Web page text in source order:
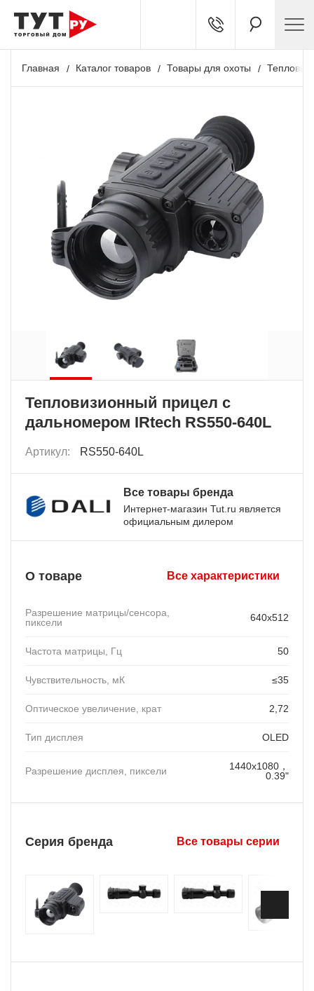
Главная Каталог товаров Товары для охоты
Тепловизионный прицел с
дальномером IRtech RS550-640L
Артикул: RS550-640L
Все товары бренда
Интернет-магазин Tut.ru является
официальным дилером
О товаре Все характеристики
Разрешение матрицы/сенсора,
пиксели
640x512
Частота матрицы, Гц 50
Чувствительность, мК ≤35
Оптическое увеличение, крат 2,72
Тип дисплея OLED
Разрешение дисплея, пиксели
1440x1080，
0.39"
Серия бренда Все товары серии